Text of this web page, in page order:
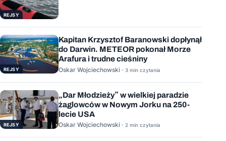
REJSY
REJSY
Kapitan Krzysztof Baranowski dopłynął
do Darwin. METEOR pokonał Morze
Arafura i trudne cieśniny
Oskar Wojciechowski · 3 min czytania
REJSY
„Dar Młodzieży” w wielkiej paradzie
żaglowców w Nowym Jorku na 250-
lecie USA
Oskar Wojciechowski · 2 min czytania